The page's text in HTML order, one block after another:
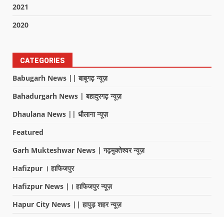
2021
2020
CATEGORIES
Babugarh News || बाबूगढ़ न्यूज़
Bahadurgarh News | बहादुरगढ़ न्यूज़
Dhaulana News || धौलाना न्यूज़
Featured
Garh Mukteshwar News | गढ़मुक्तेश्वर न्यूज़
Hafizpur । हाफिजपुर
Hafizpur News |। हाफिजपुर न्यूज़
Hapur City News || हापुड़ शहर न्यूज़